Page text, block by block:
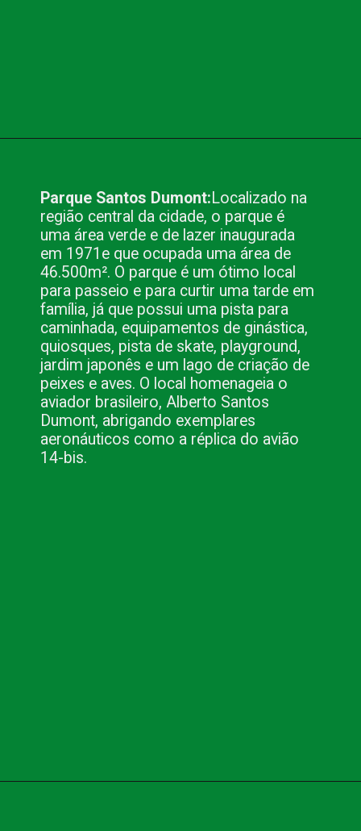
Parque Santos Dumont:Localizado na
região central da cidade, o parque é
uma área verde e de lazer inaugurada
em 1971e que ocupada uma área de
46.500m². O parque é um ótimo local
para passeio e para curtir uma tarde em
família, já que possui uma pista para
caminhada, equipamentos de ginástica,
quiosques, pista de skate, playground,
jardim japonês e um lago de criação de
peixes e aves. O local homenageia o
aviador brasileiro, Alberto Santos
Dumont, abrigando exemplares
aeronáuticos como a réplica do avião
14-bis.